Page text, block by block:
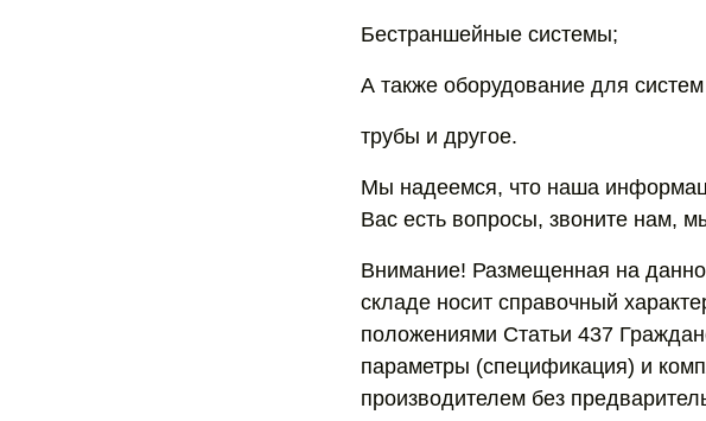
Бестраншейные системы;
А также оборудование для
трубы и другое.
Мы надеемся, что наша
Вас есть вопросы, звоните нам,
Внимание! Размещенная на
складе носит справочный
положениями Статьи 437
параметры (спецификация) и
производителем без